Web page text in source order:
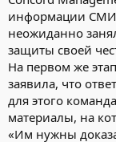
информации
неожиданно
защиты своей
На первом же
заявила, что
для этого
материалы, на
«Им нужны